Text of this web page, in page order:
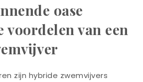
oase
voordelen van een
zijn hybride zwemvijvers